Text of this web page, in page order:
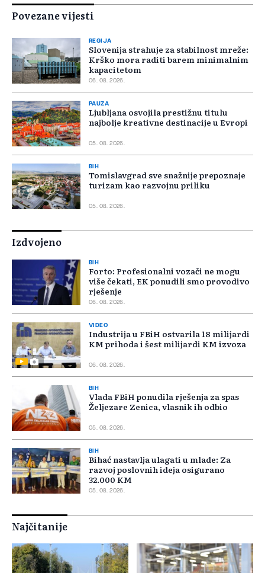
Povezane vijesti
REGIJA
Slovenija strahuje za stabilnost mreže:
Krško mora raditi barem minimalnim
kapacitetom
06. 08. 2026.
PAUZA
Ljubljana osvojila prestižnu titulu
najbolje kreativne destinacije u Evropi
05. 08. 2026.
BIH
Tomislavgrad sve snažnije prepoznaje
turizam kao razvojnu priliku
05. 08. 2026.
Izdvojeno
BIH
Forto: Profesionalni vozači ne mogu
više čekati, EK ponudili smo provodivo
rješenje
06. 08. 2026.
VIDEO
Industrija u FBiH ostvarila 18 milijardi
KM prihoda i šest milijardi KM izvoza
06. 08. 2026.
BIH
Vlada FBiH ponudila rješenja za spas
Željezare Zenica, vlasnik ih odbio
05. 08. 2026.
BIH
Bihać nastavlja ulagati u mlade: Za
razvoj poslovnih ideja osigurano
32.000 KM
05. 08. 2026.
Najčitanije